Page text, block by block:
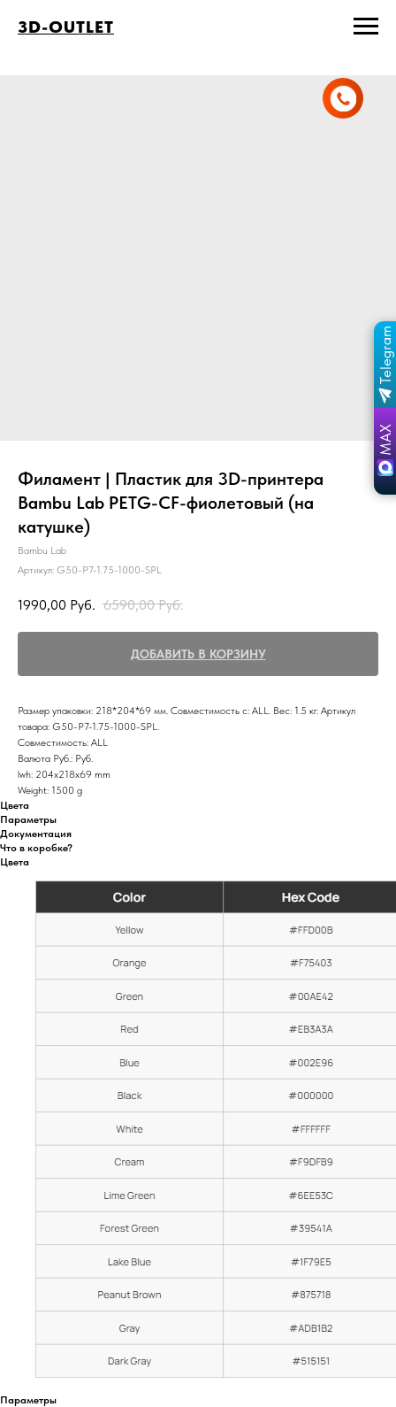
3D-OUTLET
Филамент | Пластик для 3D-принтера
Bambu Lab PETG-CF-фиолетовый (на
катушке)
Bambu Lab
Артикул: G50-P7-1.75-1000-SPL
1990,00 Руб. 6590,00 Руб.
ДОБАВИТЬ В КОРЗИНУ
Размер упаковки: 218*204*69 мм. Совместимость с: ALL. Вес: 1.5 кг. Артикул
товара: G50-P7-1.75-1000-SPL.
Совместимость: ALL
Валюта Руб.: Руб.
lwh: 204x218x69 mm
Weight: 1500 g
Цвета
Параметры
Документация
Что в коробке?
Цвета
Параметры